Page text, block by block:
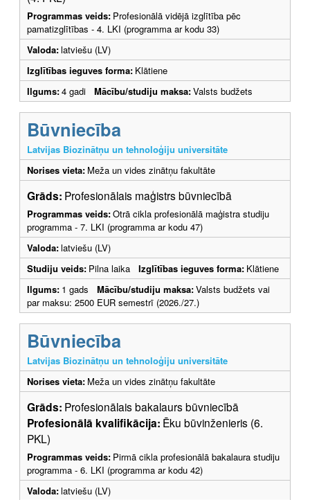
Programmas veids: Profesionālā vidējā izglītība pēc
pamatizglītības - 4. LKI (programma ar kodu 33)
Valoda:latviešu (LV)
Izglītības ieguves forma: Klātiene
Ilgums:4 gadi Mācību/studiju maksa:Valsts budžets
Būvniecība
Latvijas Biozinātņu un tehnoloģiju universitāte
Norises vieta: Meža un vides zinātņu fakultāte
Grāds: Profesionālais maģistrs būvniecībā
Programmas veids:Otrā cikla profesionālā maģistra studiju
programma - 7. LKI (programma ar kodu 47)
Valoda:latviešu (LV)
Studiju veids: Pilna laika Izglītības ieguves forma: Klātiene
Ilgums: 1 gads Mācību/studiju maksa:Valsts budžets vai
par maksu: 2500 EUR semestrī (2026./27.)
Būvniecība
Latvijas Biozinātņu un tehnoloģiju universitāte
Norises vieta: Meža un vides zinātņu fakultāte
Grāds: Profesionālais bakalaurs būvniecībā
Profesionālā kvalifikācija: Ēku būvinženieris (6.
PKL)
Programmas veids: Pirmā cikla profesionālā bakalaura studiju
programma - 6. LKI (programma ar kodu 42)
Valoda:latviešu (LV)